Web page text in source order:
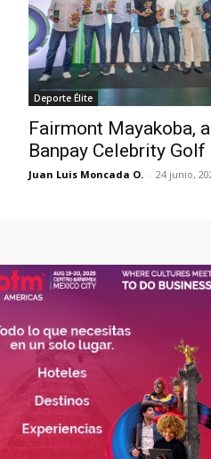
Deporte Élite
Fairmont Mayakoba,
Banpay Celebrity Golf
Juan Luis Moncada O. - 24 junio,